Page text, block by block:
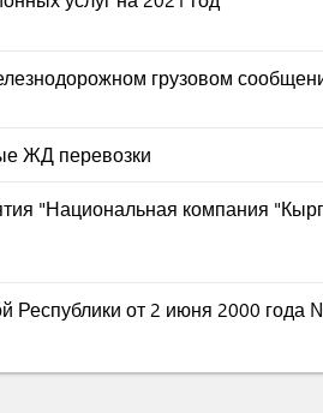
грузовом
ЖД перевозки
"Национальная компания
Республики от 2 июня 2000 года